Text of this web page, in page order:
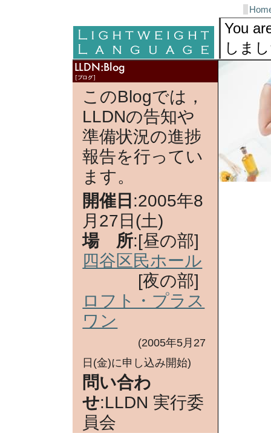
LLDN
Sections
You
しま
このBlogでは，
LLDNの告知や
準備状況の進捗
報告を行ってい
ます。
開催日 :2005年8
月27日(土)
場 所:[昼の部]
四谷区民ホール
[夜の部]
ロフト・プラス
ワン
(2005年5月27
日(金)に申し込み開始)
問い合わ
せ:LLDN 実行委
員会